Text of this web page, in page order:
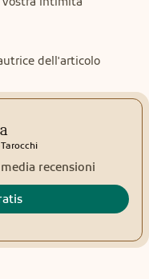
dell'articolo
Tarocchi
media recensioni